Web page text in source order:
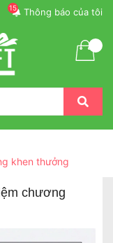
Thông báo của tôi
15
khen thưởng
chương